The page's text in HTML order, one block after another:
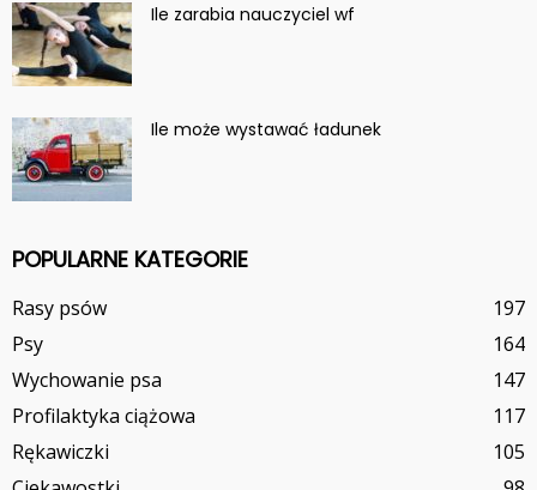
Ile zarabia nauczyciel wf
Ile może wystawać ładunek
POPULARNE KATEGORIE
Rasy psów
197
Psy
164
Wychowanie psa
147
Profilaktyka ciążowa
117
Rękawiczki
105